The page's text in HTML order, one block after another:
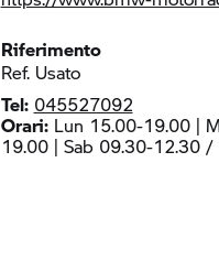
Riferimento
Ref. Usato
Tel: 045527092
Orari:Lun 15.00-19.00 |
19.00 | Sab 09.30-12.30